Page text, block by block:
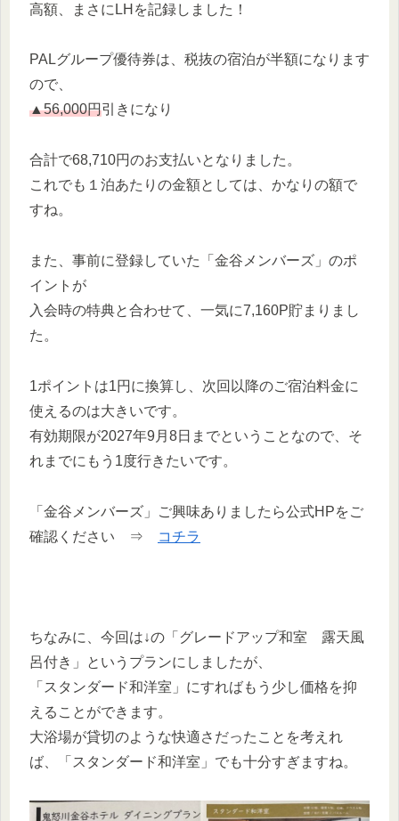
高額、まさにLHを記録しました！
PALグループ優待券は、税抜の宿泊が半額になります
ので、
▲56,000円引きになり
合計で68,710円のお支払いとなりました。
これでも１泊あたりの金額としては、かなりの額で
すね。
また、事前に登録していた「金谷メンバーズ」のポ
イントが
入会時の特典と合わせて、一気に7,160P貯まりまし
た。
1ポイントは1円に換算し、次回以降のご宿泊料金に
使えるのは大きいです。
有効期限が2027年9月8日までということなので、そ
れまでにもう1度行きたいです。
「金谷メンバーズ」ご興味ありましたら公式HPをご
確認ください ⇒
コチラ
ちなみに、今回は↓の「グレードアップ和室 露天風
呂付き」というプランにしましたが、
「スタンダード和洋室」にすればもう少し価格を抑
えることができます。
大浴場が貸切のような快適さだったことを考えれ
ば、「スタンダード和洋室」でも十分すぎますね。